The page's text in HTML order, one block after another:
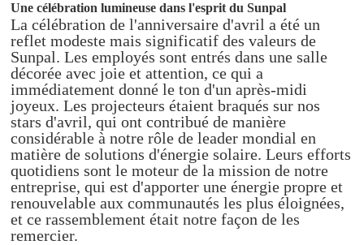
Une célébration lumineuse dans l'esprit du Sunpal
La célébration de l'anniversaire d'avril a été un
reflet modeste mais significatif des valeurs de
Sunpal. Les employés sont entrés dans une salle
décorée avec joie et attention, ce qui a
immédiatement donné le ton d'un après-midi
joyeux. Les projecteurs étaient braqués sur nos
stars d'avril, qui ont contribué de manière
considérable à notre rôle de leader mondial en
matière de solutions d'énergie solaire. Leurs efforts
quotidiens sont le moteur de la mission de notre
entreprise, qui est d'apporter une énergie propre et
renouvelable aux communautés les plus éloignées,
et ce rassemblement était notre façon de les
remercier.